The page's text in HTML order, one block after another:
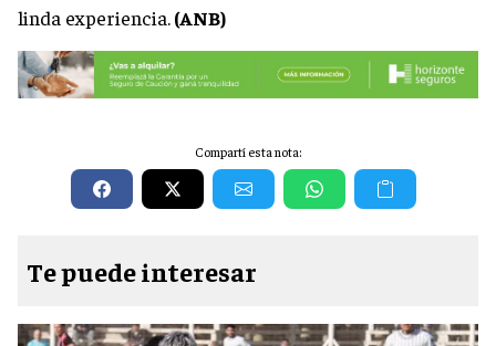
linda experiencia.(ANB)
Compartí esta nota:
Te puede interesar